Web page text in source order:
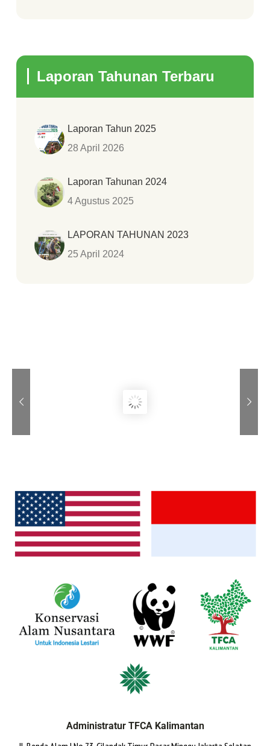
Laporan Tahunan Terbaru
Laporan Tahun 2025
28 April 2026
Laporan Tahunan 2024
4 Agustus 2025
LAPORAN TAHUNAN 2023
25 April 2024
Administratur TFCA Kalimantan